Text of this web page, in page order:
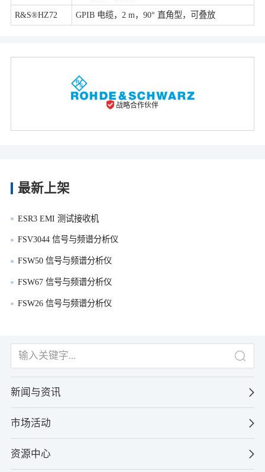
R&S®HZ72 GPIB 电缆，2 m，90° 直角型，可叠放
战略合作伙伴
最新上架
ESR3 EMI 测试接收机
FSV3044 信号与频谱分析仪
FSW50 信号与频谱分析仪
FSW67 信号与频谱分析仪
FSW26 信号与频谱分析仪
新闻与资讯
市场活动
资源中心